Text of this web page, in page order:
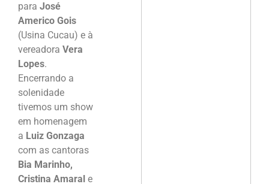
para José
Americo Gois
(Usina Cucau) e à
vereadora Vera
Lopes.
Encerrando a
solenidade
tivemos um show
em homenagem
a Luiz Gonzaga
com as cantoras
Bia Marinho,
Cristina Amaral e